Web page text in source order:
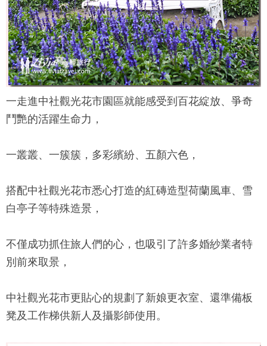
一走進中社觀光花市園區就能感受到百花綻放、爭奇
鬥艷的活躍生命力，
一叢叢、一簇簇，多彩繽紛、五顏六色，
搭配中社觀光花市悉心打造的紅磚造型荷蘭風車、雪
白亭子等特殊造景，
不僅成功抓住旅人們的心，也吸引了許多婚紗業者特
別前來取景，
中社觀光花市更貼心的規劃了新娘更衣室、還準備板
凳及工作梯供新人及攝影師使用。